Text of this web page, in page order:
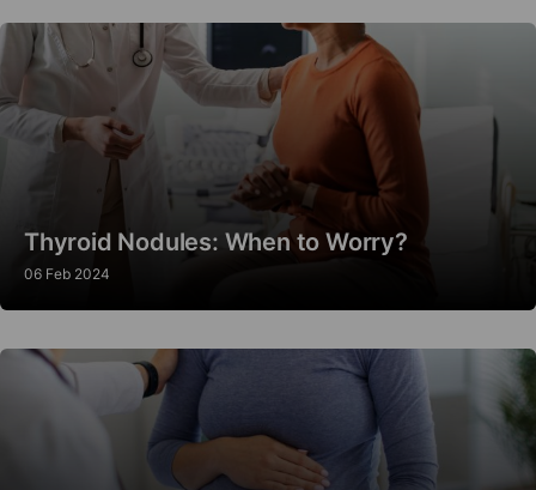
Thyroid Nodules: When to Worry?
06 Feb 2024